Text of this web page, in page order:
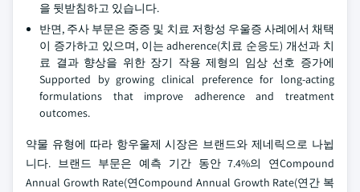
을 뒷받침하고 있습니다.
반면, 주사 부문은 중증 및 치료 저항성 우울증 사례에서 채택
이 증가하고 있으며, 이는 adherence(치료 순응도) 개선과 치
료 결과 향상을 위한 장기 작용 제형의 임상 선호 증가에
Supported by growing clinical preference for long-acting
formulations that improve adherence and treatment
outcomes.
약물 유형에 따라 항우울제 시장은 브랜드와 제네릭으로 나뉩
니다. 브랜드 부문은 예측 기간 동안 7.4%의 연Compound
Annual Growth Rate(연Compound Annual Growth Rate(연간 복